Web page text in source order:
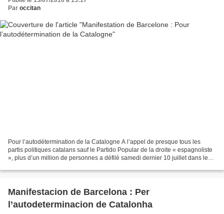
Par occitan
Pour l’autodétermination de la Catalogne A l’appel de presque tous les
partis politiques catalans sauf le Partido Popular de la droite « espagnoliste
», plus d’un million de personnes a défilé samedi dernier 10 juillet dans les
Manifestacion de Barcelona : Per
l’autodeterminacion de Catalonha